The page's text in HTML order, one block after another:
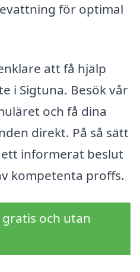
för optimal
att få hjälp
i Sigtuna. Besök vår
och få dina
direkt. På så sätt
informerat beslut
kompetenta proffs.
och utan